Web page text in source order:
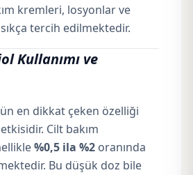
kremleri, losyonlar ve
tercih edilmektedir.
Kullanımı ve
en dikkat çeken özelliği
Cilt bakım
%0,5 ila %2 oranında
Bu düşük doz bile